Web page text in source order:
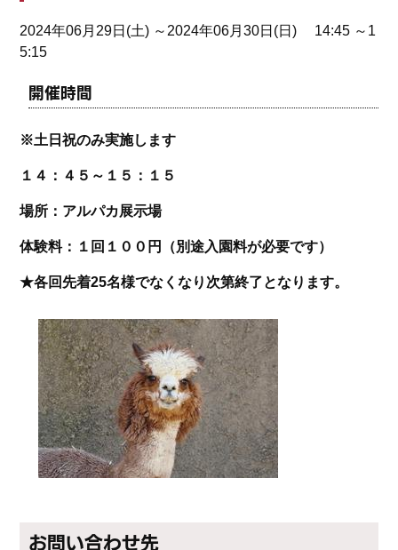
2024年06月29日(土) ～2024年06月30日(日) 14:45 ～1
5:15
開催時間
※土日祝のみ実施します
１４：４５～１５：１５
場所：アルパカ展示場
体験料：１回１００円（別途入園料が必要です）
★各回先着25名様でなくなり次第終了となります。
お問い合わせ先